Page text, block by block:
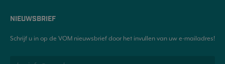
NIEUWSBRIEF
Schrijf u in op de VOM nieuwsbrief door het invullen van uw e-mailadres!